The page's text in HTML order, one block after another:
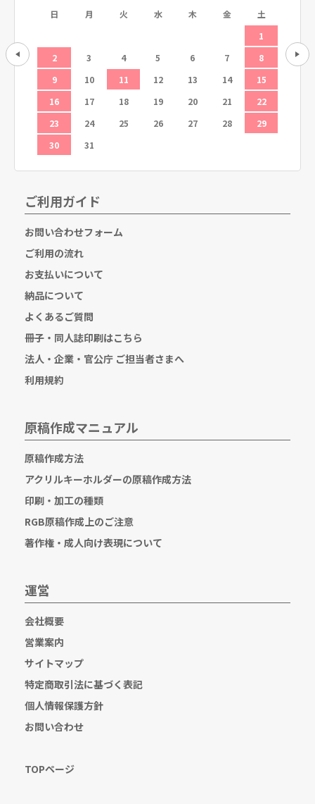
12
日 月 火 水 木 金
土
1
2
3 4 5 6 7
8
9
10 11 12 13 14
15
16
17 18 19 20 21
22
23
24 25 26 27 28
29
30
31
6
ご利用ガイド
お問い合わせフォーム
ご利用の流れ
お支払いについて
納品について
よくあるご質問
冊子・同人誌印刷はこちら
法人・企業・官公庁 ご担当者さまへ
利用規約
原稿作成マニュアル
原稿作成方法
アクリルキーホルダーの原稿作成方法
印刷・加工の種類
RGB原稿作成上のご注意
著作権・成人向け表現について
運営
会社概要
営業案内
サイトマップ
特定商取引法に基づく表記
個人情報保護方針
お問い合わせ
TOPページ